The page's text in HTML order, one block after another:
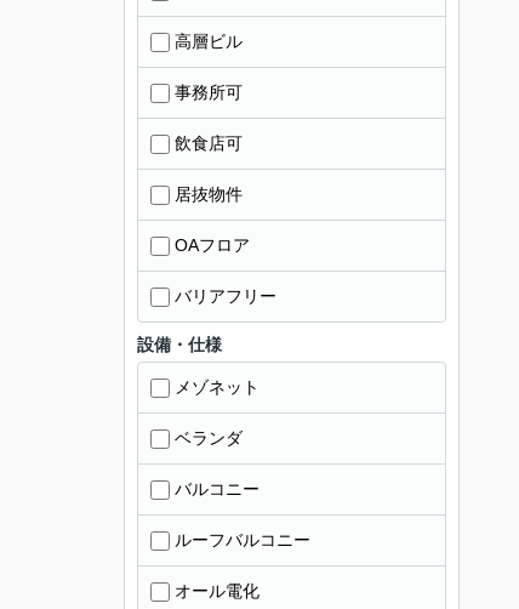
高層ビル
事務所可
飲食店可
居抜物件
OAフロア
バリアフリー
設備・仕様
メゾネット
ベランダ
バルコニー
ルーフバルコニー
オール電化